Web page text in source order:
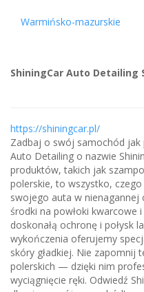
Warmińsko-mazurskie
ShiningCar Auto Detailing
https://shiningcar.pl/
Zadbaj o swój samochód
Auto Detailing o nazwie
produktów, takich jak
polerskie, to wszystko,
swojego auta w nienagannej
środki na powłoki kwarcowe
doskonałą ochronę i połysk
wykończenia oferujemy
skóry gładkiej. Nie zapomnij
polerskich — dzięki nim
wyciągnięcie ręki. Odwiedź